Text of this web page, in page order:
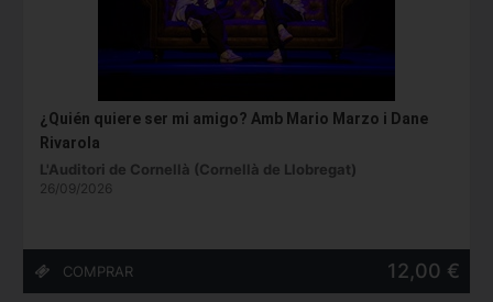
¿Quién quiere ser mi amigo? Amb Mario Marzo i Dane
Rivarola
L'Auditori de Cornellà (Cornellà de Llobregat)
26/09/2026
12,00 €